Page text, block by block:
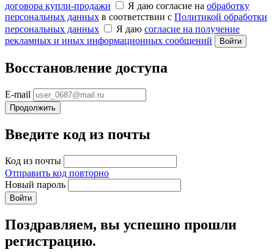
договора купли‑продажи
Я даю согласие на обработку
персональных данных в соответствии с Политикой обработки
персональных данных
Я даю согласие на получение
рекламных и иных информационных сообщений
Войти
Восстановление доступа
E-mail
Продолжить
Введите код из почты
Код из почты
Отправить код повторно
Новый пароль
Войти
Поздравляем, вы успешно прошли
регистрацию.